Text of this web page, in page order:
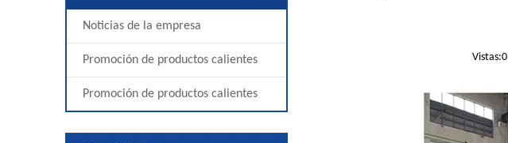
Noticias de la empresa
Promoción de productos calientes
Promoción de productos calientes
Vistas:0